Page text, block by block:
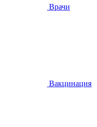
Врачи
Вакцинация